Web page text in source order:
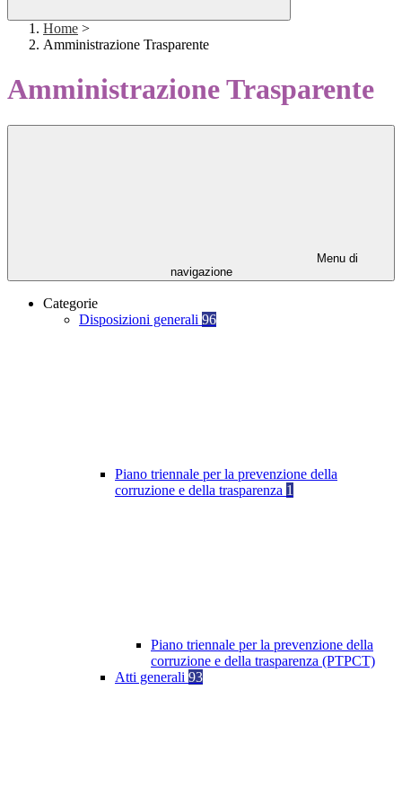
Home >
Amministrazione Trasparente
Amministrazione Trasparente
Menu di
navigazione
Categorie
Disposizioni generali 96
Piano triennale per la prevenzione della
corruzione e della trasparenza 1
Piano triennale per la prevenzione della
corruzione e della trasparenza (PTPCT)
Atti generali 93